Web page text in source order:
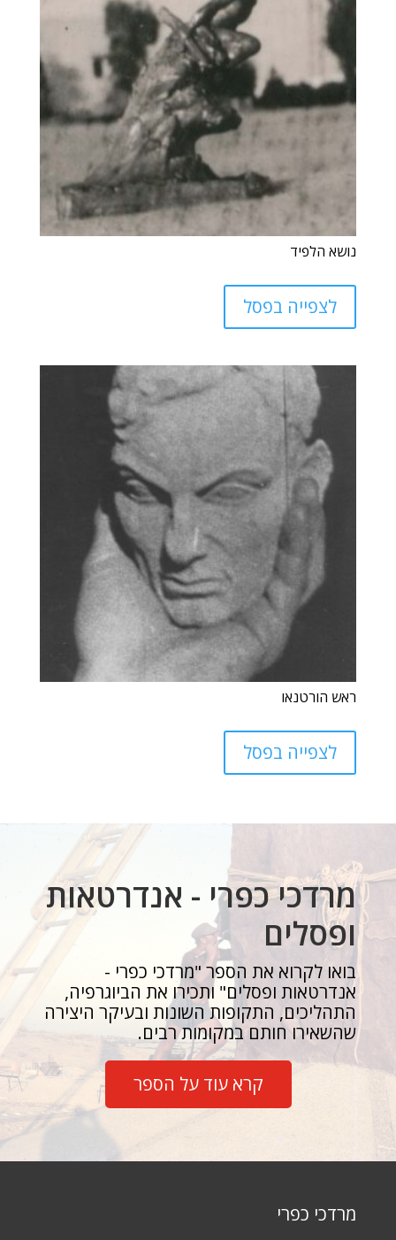
נושא הלפיד
לצפייה בפסל
ראש הורטנאו
לצפייה בפסל
מרדכי כפרי - אנדרטאות
ופסלים
בואו לקרוא את הספר "מרדכי כפרי -
אנדרטאות ופסלים" ותכירו את הביוגרפיה,
התהליכים, התקופות השונות ובעיקר היצירה
שהשאירו חותם במקומות רבים.
קרא עוד על הספר
מרדכי כפרי